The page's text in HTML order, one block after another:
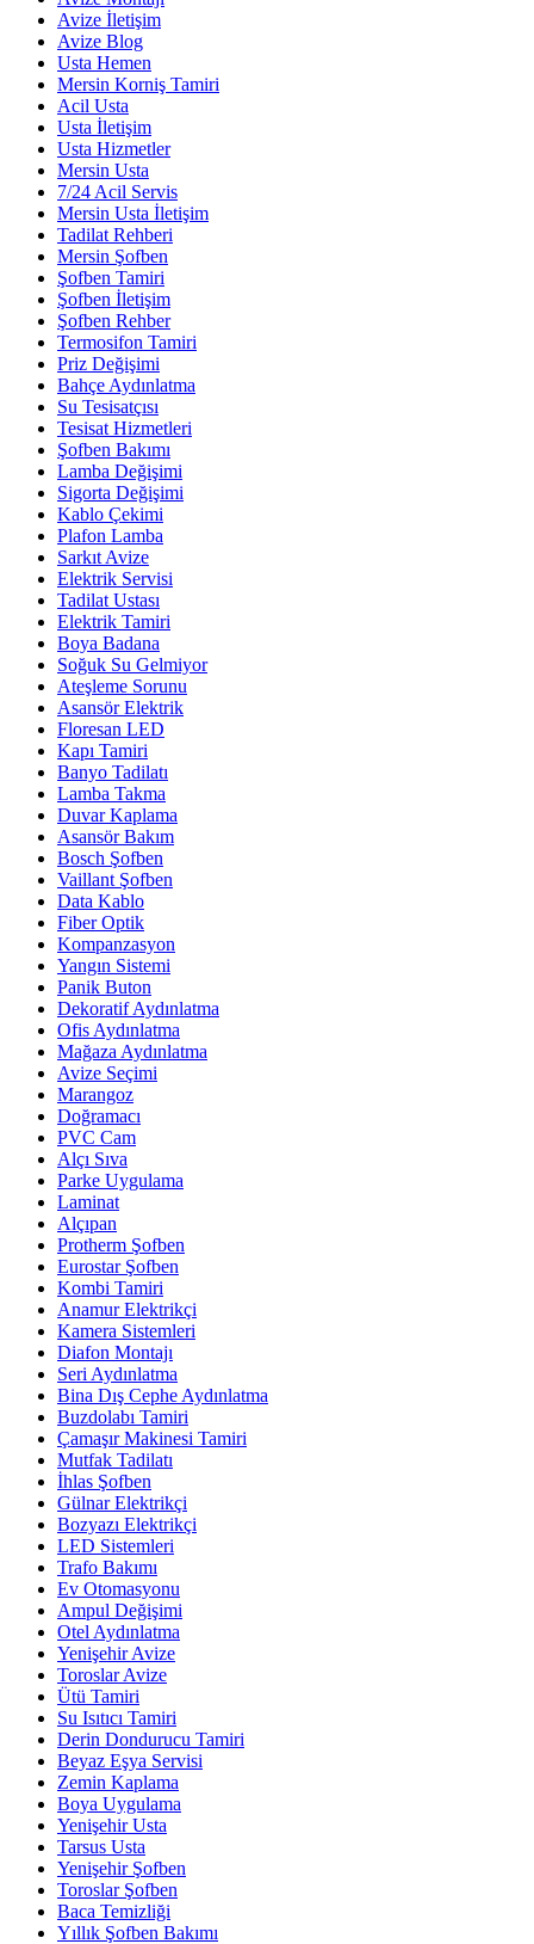
Avize İletişim
Avize Blog
Usta Hemen
Mersin Korniş Tamiri
Acil Usta
Usta İletişim
Usta Hizmetler
Mersin Usta
7/24 Acil Servis
Mersin Usta İletişim
Tadilat Rehberi
Mersin Şofben
Şofben Tamiri
Şofben İletişim
Şofben Rehber
Termosifon Tamiri
Priz Değişimi
Bahçe Aydınlatma
Su Tesisatçısı
Tesisat Hizmetleri
Şofben Bakımı
Lamba Değişimi
Sigorta Değişimi
Kablo Çekimi
Plafon Lamba
Sarkıt Avize
Elektrik Servisi
Tadilat Ustası
Elektrik Tamiri
Boya Badana
Soğuk Su Gelmiyor
Ateşleme Sorunu
Asansör Elektrik
Floresan LED
Kapı Tamiri
Banyo Tadilatı
Lamba Takma
Duvar Kaplama
Asansör Bakım
Bosch Şofben
Vaillant Şofben
Data Kablo
Fiber Optik
Kompanzasyon
Yangın Sistemi
Panik Buton
Dekoratif Aydınlatma
Ofis Aydınlatma
Mağaza Aydınlatma
Avize Seçimi
Marangoz
Doğramacı
PVC Cam
Alçı Sıva
Parke Uygulama
Laminat
Alçıpan
Protherm Şofben
Eurostar Şofben
Kombi Tamiri
Anamur Elektrikçi
Kamera Sistemleri
Diafon Montajı
Seri Aydınlatma
Bina Dış Cephe Aydınlatma
Buzdolabı Tamiri
Çamaşır Makinesi Tamiri
Mutfak Tadilatı
İhlas Şofben
Gülnar Elektrikçi
Bozyazı Elektrikçi
LED Sistemleri
Trafo Bakımı
Ev Otomasyonu
Ampul Değişimi
Otel Aydınlatma
Yenişehir Avize
Toroslar Avize
Ütü Tamiri
Su Isıtıcı Tamiri
Derin Dondurucu Tamiri
Beyaz Eşya Servisi
Zemin Kaplama
Boya Uygulama
Yenişehir Usta
Tarsus Usta
Yenişehir Şofben
Toroslar Şofben
Baca Temizliği
Yıllık Şofben Bakımı